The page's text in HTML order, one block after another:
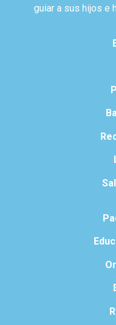
guiar a sus hijos e